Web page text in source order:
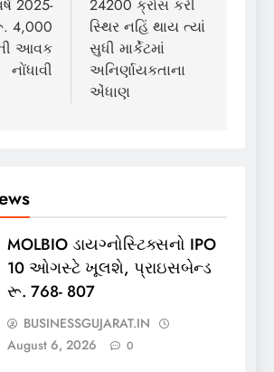
2025-
4,000
આવક
નોંધાવી
24200 ક્રોસ કરી
સ્થિર નહિં થાય ત્યાં
સુધી માર્કેટમાં
અનિર્ણાયકતાના
એંધાણ
MOLBIO ડાયગ્નોસ્ટિક્સનો IPO
10 ઓગસ્ટે ખૂલશે, પ્રાઇસબેન્ડ
રૂ. 768- 807
BUSINESSGUJARAT.IN
August 6, 2026
0